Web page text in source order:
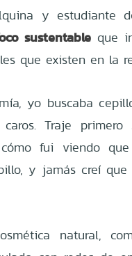
y estudiante
sustentable que
que existen en la
yo buscaba
Traje
fui viendo
y jamás creí
natural,